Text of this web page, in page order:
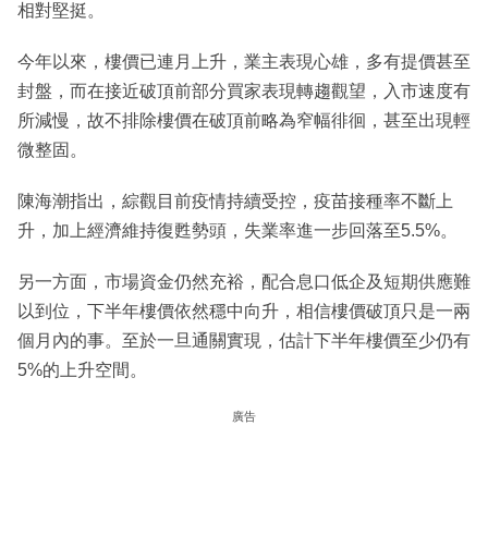
相對堅挺。
今年以來，樓價已連月上升，業主表現心雄，多有提價甚至
封盤，而在接近破頂前部分買家表現轉趨觀望，入市速度有
所減慢，故不排除樓價在破頂前略為窄幅徘徊，甚至出現輕
微整固。
陳海潮指出，綜觀目前疫情持續受控，疫苗接種率不斷上
升，加上經濟維持復甦勢頭，失業率進一步回落至5.5%。
另一方面，市場資金仍然充裕，配合息口低企及短期供應難
以到位，下半年樓價依然穩中向升，相信樓價破頂只是一兩
個月內的事。至於一旦通關實現，估計下半年樓價至少仍有
5%的上升空間。
廣告